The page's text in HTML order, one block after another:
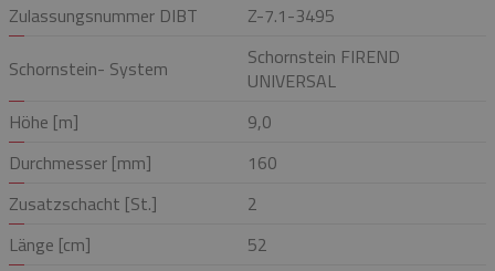
Zulassungsnummer DIBT
Z-7.1-3495
Schornstein- System
Schornstein FIREND
UNIVERSAL
Höhe [m]
9,0
Durchmesser [mm]
160
Zusatzschacht [St.]
2
Länge [cm]
52